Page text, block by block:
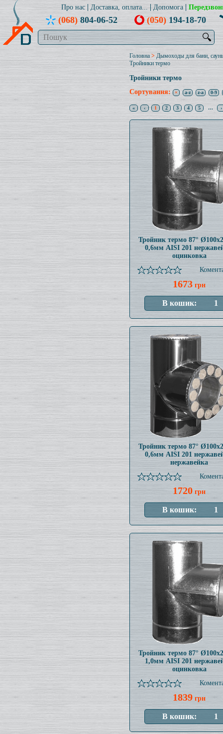
Про нас Доставка, оплата... Допомога
(068)804-06-52 (050)194-18-70
🔍
Головна > Дымоходы для бани,
Тройники термо
Тройники термо
Сортування: × a-z z-a 0-9
« ‹ 1 2 3 4 5 … ›
Тройник термо 87°
0,6мм AISI 201
оцинковка
1673 грн
Тройник термо 87°
0,6мм AISI 201
нержавейка
1720 грн
Тройник термо 87°
1,0мм AISI 201
оцинковка
1839 грн